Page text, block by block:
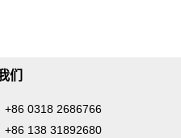
们
+86 0318 2686766
+86 138 31892680